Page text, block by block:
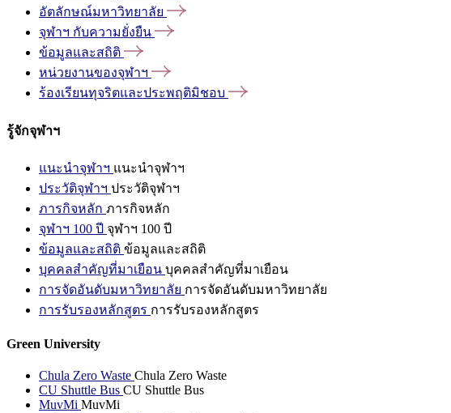
อัตลักษณ์มหาวิทยาลัย
จุฬาฯ กับความยั่งยืน
ข้อมูลและสถิติ
หน่วยงานของจุฬาฯ
ร้องเรียนทุจริตและประพฤติมิชอบ
รู้จักจุฬาฯ
แนะนำจุฬาฯ แนะนำจุฬาฯ
ประวัติจุฬาฯ ประวัติจุฬาฯ
ภารกิจหลัก ภารกิจหลัก
จุฬาฯ 100 ปี จุฬาฯ 100 ปี
ข้อมูลและสถิติ ข้อมูลและสถิติ
บุคคลสำคัญที่มาเยือน บุคคลสำคัญที่มาเยือน
การจัดอันดับมหาวิทยาลัย การจัดอันดับมหาวิทยาลัย
การรับรองหลักสูตร การรับรองหลักสูตร
Green University
Chula Zero Waste Chula Zero Waste
CU Shuttle Bus CU Shuttle Bus
MuvMi MuvMi